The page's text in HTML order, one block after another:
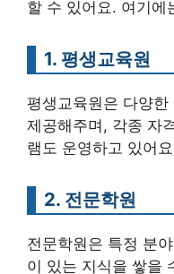
할 수 있어요. 여기에
1. 평생교육원
평생교육원은 다양
제공해주며, 각종 자
램도 운영하고 있어
2. 전문학원
전문학원은 특정 분
이 있는 지식을 쌓을